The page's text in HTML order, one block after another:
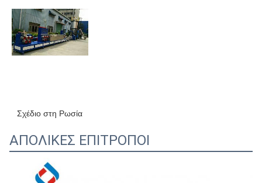
Σχέδιο στη Ρωσία
ΑΠΟΛΙΚΕΣ ΕΠΙΤΡΟΠΟΙ